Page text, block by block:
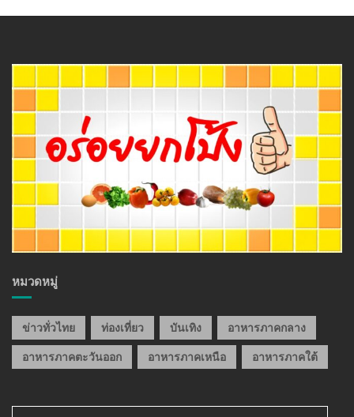
หมวดหมู่
ข่าวทั่วไทย ท่องเที่ยว บันเทิง อาหารภาคกลาง
อาหารภาคตะวันออก อาหารภาคเหนือ อาหารภาคใต้